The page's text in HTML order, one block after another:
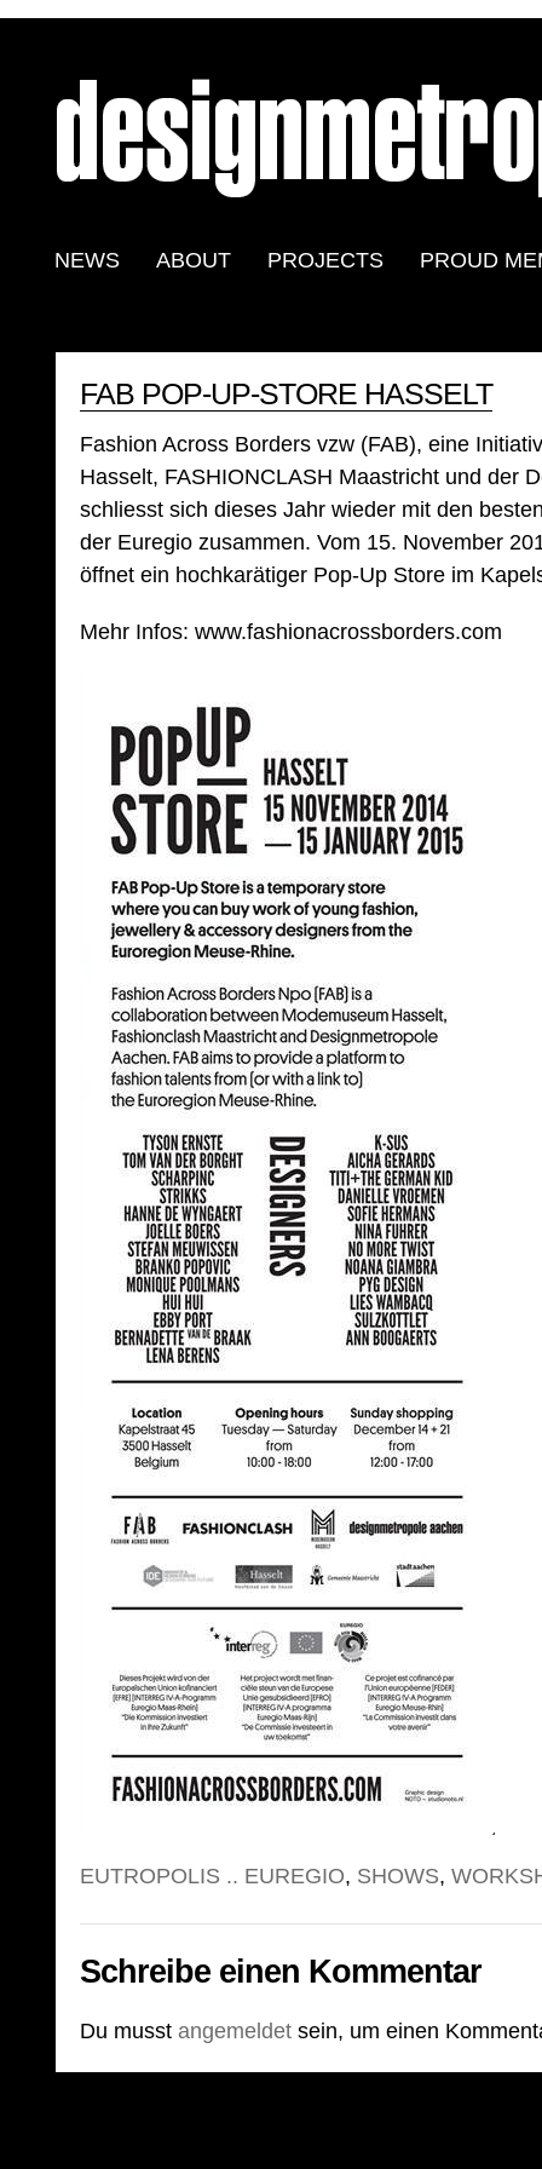
NEWS ABOUT PROJECTS PROUD
FAB POP-UP-STORE HASSELT
Fashion Across Borders vzw (FAB), eine
Hasselt, FASHIONCLASH Maastricht und der
schliesst sich dieses Jahr wieder mit den
der Euregio zusammen. Vom 15. November
öffnet ein hochkarätiger Pop-Up Store im
Mehr Infos: www.fashionacrossborders.com
EUTROPOLIS .. EUREGIO, SHOWS,
Schreibe einen Kommentar
Du musst angemeldet sein, um einen